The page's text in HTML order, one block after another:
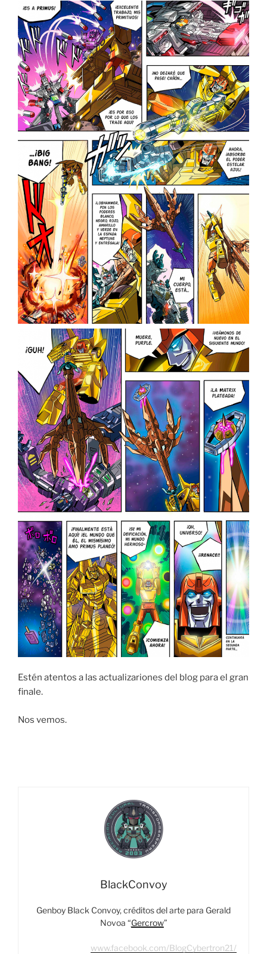
Estén atentos a las actualizariones del blog para el gran
finale.
Nos vemos.
BlackConvoy
Genboy Black Convoy, créditos del arte para Gerald
Novoa “Gercrow”
www.facebook.com/BlogCybertron21/